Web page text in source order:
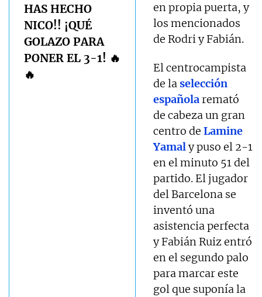
HAS HECHO
NICO!! ¡QUÉ
GOLAZO PARA
PONER EL 3-1! 🔥
🔥
en propia puerta, y
los mencionados
de Rodri y Fabián.
El centrocampista
de laselección
españolaremató
de cabeza un gran
centro de Lamine
Yamaly puso el 2-1
en el minuto 51 del
partido. El jugador
del Barcelona se
inventó una
asistencia perfecta
y Fabián Ruiz entró
en el segundo palo
para marcar este
gol que suponía la